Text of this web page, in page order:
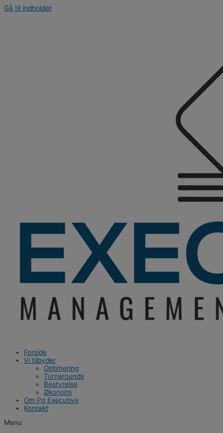
Gå til indholdet
Forside
Vi tilbyder
Optimering
Turnarounds
Bestyrelse
Økonomi
Om Pg Executive
Kontakt
Menu